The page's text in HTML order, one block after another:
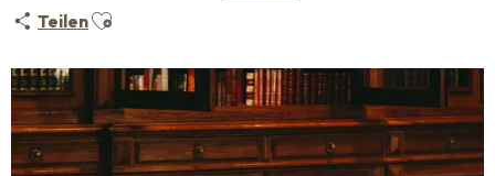
TeilenAjouter aux favoris